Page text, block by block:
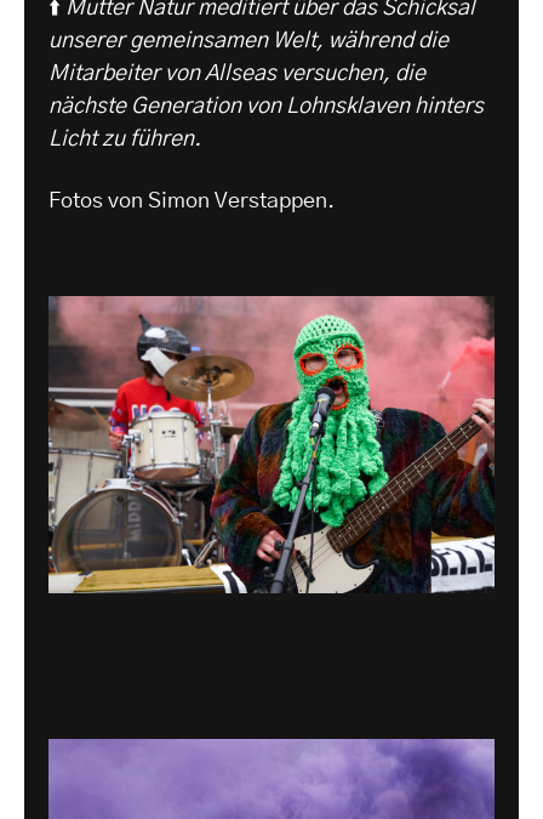
⬆️ Mutter Natur meditiert über das Schicksal
unserer gemeinsamen Welt, während die
Mitarbeiter von Allseas versuchen, die
nächste Generation von Lohnsklaven hinters
Licht zu führen.
Fotos von Simon Verstappen.